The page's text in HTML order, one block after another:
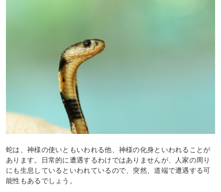
蛇は、神様の使いともいわれる他、神様の化身といわれることが
あります。日常的に遭遇するわけではありませんが、人家の周り
にも生息しているといわれているので、突然、道端で遭遇する可
能性もあるでしょう。